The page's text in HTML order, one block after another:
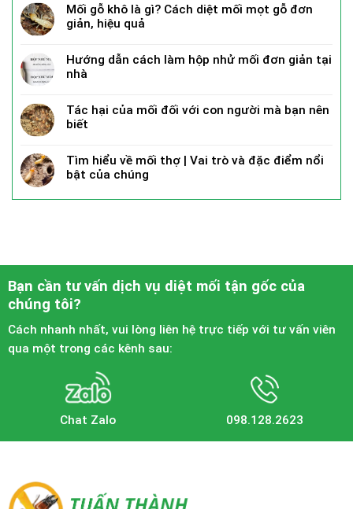
Mối gỗ khô là gì? Cách diệt mối mọt gỗ đơn
giản, hiệu quả
Hướng dẫn cách làm hộp nhử mối đơn giản tại
nhà
Tác hại của mối đối với con người mà bạn nên
biết
Tìm hiểu về mối thợ | Vai trò và đặc điểm nổi
bật của chúng
Bạn cần tư vấn dịch vụ diệt mối tận gốc của
chúng tôi?
Cách nhanh nhất, vui lòng liên hệ trực tiếp với tư vấn viên
qua một trong các kênh sau:
Chat Zalo 098.128.2623